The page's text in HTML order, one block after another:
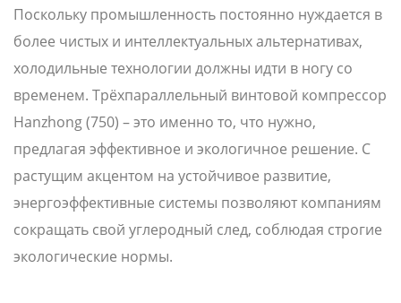
Поскольку промышленность постоянно нуждается в
более чистых и интеллектуальных альтернативах,
холодильные технологии должны идти в ногу со
временем. Трёхпараллельный винтовой компрессор
Hanzhong (750) – это именно то, что нужно,
предлагая эффективное и экологичное решение. С
растущим акцентом на устойчивое развитие,
энергоэффективные системы позволяют компаниям
сокращать свой углеродный след, соблюдая строгие
экологические нормы.